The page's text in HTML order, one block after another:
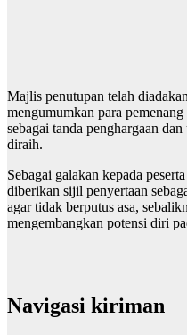
Majlis penutupan telah
mengumumkan para
sebagai tanda penghargaan
diraih.
Sebagai galakan kepada
diberikan sijil penyertaan
agar tidak berputus asa,
mengembangkan potensi diri
Navigasi kiriman